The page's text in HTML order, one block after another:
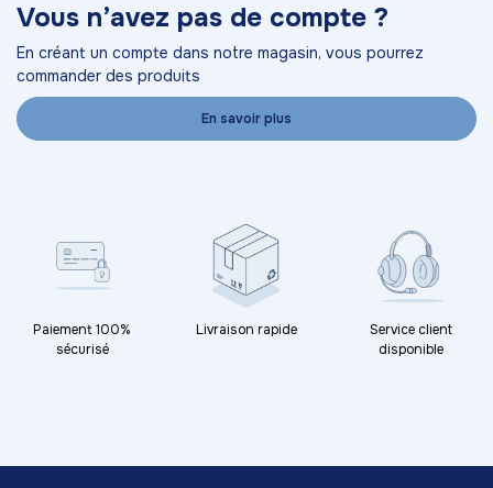
Vous n’avez pas de compte ?
En créant un compte dans notre magasin, vous pourrez
commander des produits
En savoir plus
Paiement 100%
sécurisé
Livraison rapide
Service client
disponible